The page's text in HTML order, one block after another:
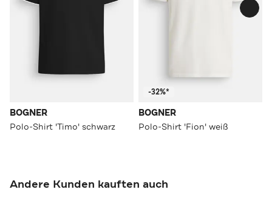
BOGNER
Polo-Shirt 'Timo' schwarz
-32%*
BOGNER
Polo-Shirt 'Fion' weiß
Andere Kunden kauften auch